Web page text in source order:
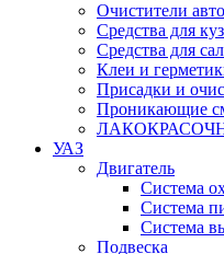
Очистители
Средства для
Средства для
Клеи и
Присадки и
Проникающие
УАЗ
Двигатель
Система
Система
Система
Подвеска